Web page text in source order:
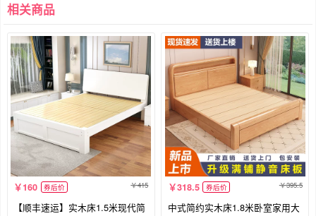
相关商品
160 券后价 415
【顺丰速运】实木床1.5米现代简
318.5 券后价 395.5
中式简约实木床1.8米卧室家用大